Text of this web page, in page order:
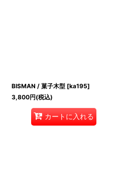
BISMAN / 菓子木型 [ka195]
3,800円(税込)
カートに入れる